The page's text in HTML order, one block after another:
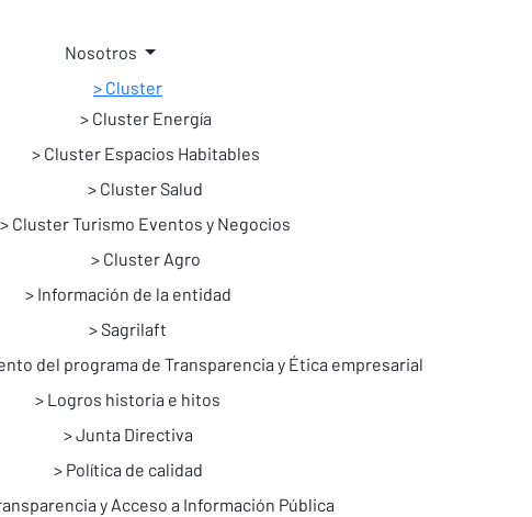
Nosotros
Cluster
Cluster Energía
Cluster Espacios Habitables
Cluster Salud
Cluster Turismo Eventos y Negocios
Cluster Agro
Información de la entidad
Sagrilaft
del programa de Transparencia y Ética empresarial
Logros historia e hitos
Junta Directiva
Política de calidad
y Acceso a Información Pública